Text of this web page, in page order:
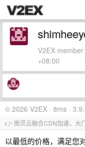
V2EX
+08:00
© 2026 V2EX · 8ms ·
👉 图灵云融合CDN加速，大
以最低的价格，满足您